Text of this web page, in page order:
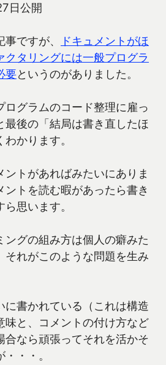
日公開
ですが、
ドキュメントがほ
クタリングには一般プログラ
要というのがありました。
ログラムのコード整理に雇っ
最後の「結局は書き直したほ
かります。
トがあればみたいにありま
トを読む暇があったら書き
思います。
ングの組み方は個人の癖みた
それがこのような問題を生み
に書かれている（これは構造
味と、コメントの付け方など
合なら頑張ってそれを活かそ
・・。